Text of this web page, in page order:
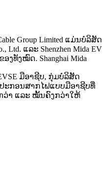
Group Limited ແມ່ນບໍລິສັດ
Ltd. ແລະ Shenzhen Mida EV
ອງທັງໝົດ. Shanghai Mida
ມືອາຊີບ, ກຸ່ມບໍລິສັດ
ະກອນສາກໄຟແບບມືອາຊີບທີ່
ວ່າ ແລະ ໝັ້ນຄົງກວ່າໃຫ້